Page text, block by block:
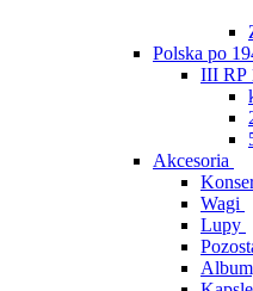
Polska po
III RP
Akcesoria
Wagi
Lupy